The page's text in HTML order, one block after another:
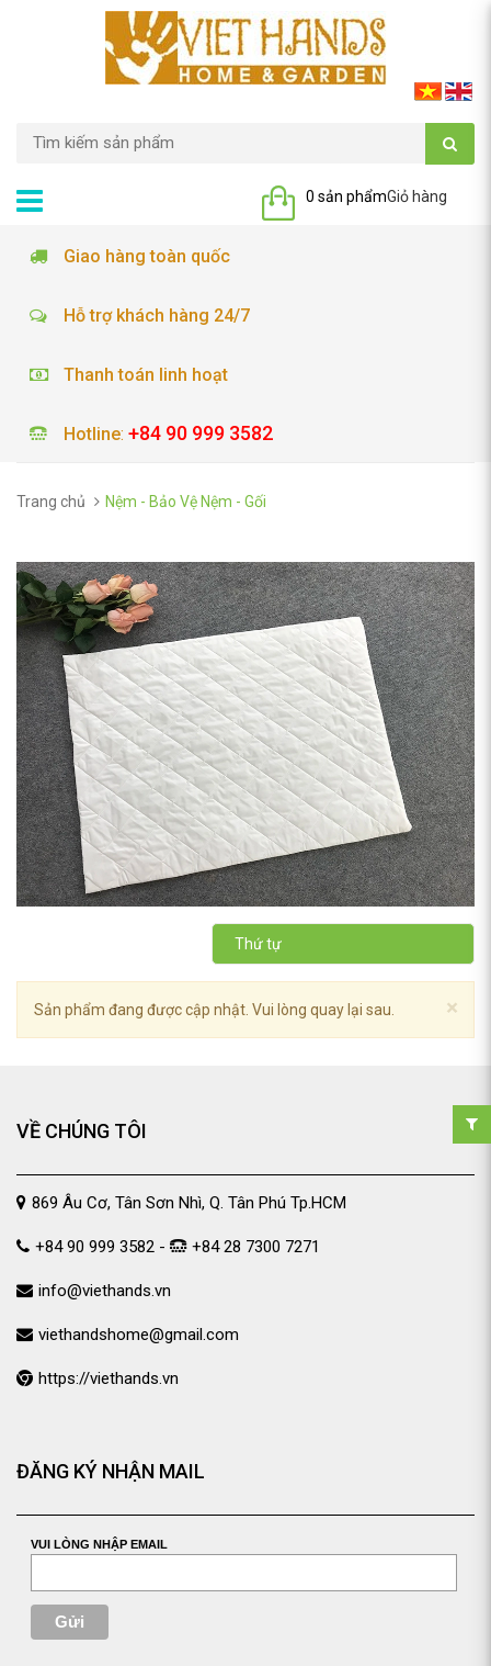
Giỏ hàng
0 sản phẩm
Giao hàng toàn quốc
Hỗ trợ khách hàng 24/7
Thanh toán linh hoạt
Hotline: +84 90 999 3582
Trang chủ Nệm - Bảo Vệ Nệm - Gối
Thứ tự
×
Sản phẩm đang được cập nhật. Vui lòng quay lại sau.
VỀ CHÚNG TÔI
869 Âu Cơ, Tân Sơn Nhì, Q. Tân Phú Tp.HCM
+84 90 999 3582 - +84 28 7300 7271
info@viethands.vn
viethandshome@gmail.com
https://viethands.vn
ĐĂNG KÝ NHẬN MAIL
VUI LÒNG NHẬP EMAIL